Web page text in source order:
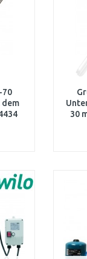
70
dem
30